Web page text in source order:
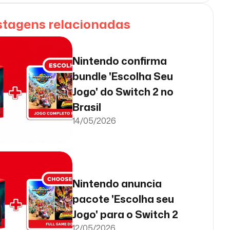
relacionadas
Nintendo confirma
bundle 'Escolha Seu
Jogo' do Switch 2 no
Brasil
14/05/2026
Nintendo anuncia
pacote 'Escolha seu
Jogo' para o Switch 2